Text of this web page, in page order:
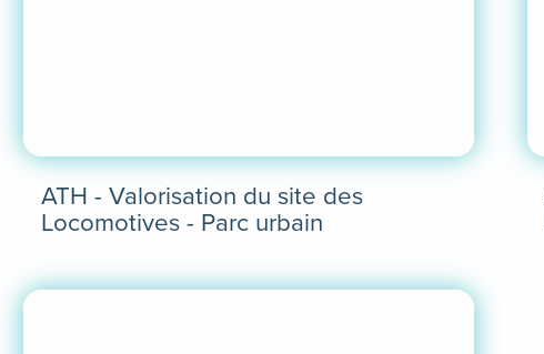
ATH - Valorisation du site des
Locomotives - Parc urbain
savoir
plus